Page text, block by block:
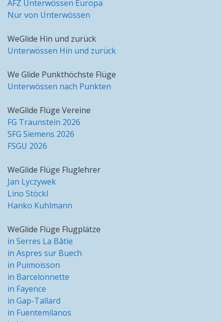
AFZ Unterwössen Europa
Nur von Unterwössen
WeGlide Hin und zurück
Unterwössen Hin und zurück
We Glide Punkthöchste Flüge
Unterwössen nach Punkten
WeGlide Flüge Vereine
FG Traunstein 2026
SFG Siemens 2026
FSGU 2026
WeGlide Flüge Fluglehrer
Jan Lyczywek
Lino Stöckl
Hanko Kuhlmann
WeGlide Flüge Flugplätze
in Serres La Bâtie
in Aspres sur Buech
in Puimoisson
in Barcelonnette
in Fayence
in Gap-Tallard
in Fuentemilanos